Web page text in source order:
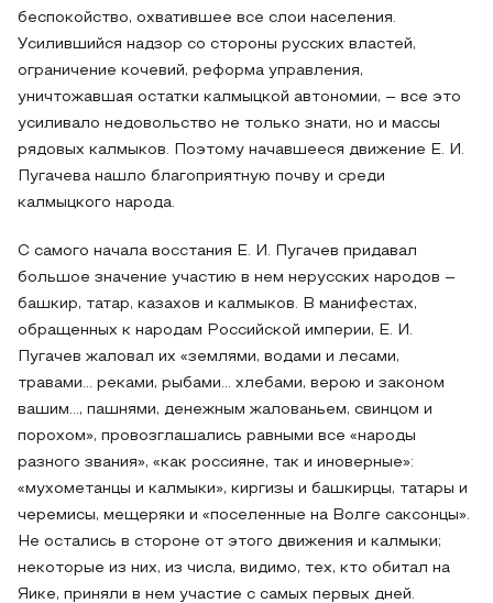
беспокойство, охватившее все слои населения.
Усилившийся надзор со стороны русских властей,
ограничение кочевий, реформа управления,
уничтожавшая остатки калмыцкой автономии, – все это
усиливало недовольство не только знати, но и массы
рядовых калмыков. Поэтому начавшееся движение Е. И.
Пугачева нашло благоприятную почву и среди
калмыцкого народа.
С самого начала восстания Е. И. Пугачев придавал
большое значение участию в нем нерусских народов –
башкир, татар, казахов и калмыков. В манифестах,
обращенных к народам Российской империи, Е. И.
Пугачев жаловал их «землями, водами и лесами,
травами... реками, рыбами… хлебами, верою и законом
вашим..., пашнями, денежным жалованьем, свинцом и
порохом», провозглашались равными все «народы
разного звания», «как россияне, так и иноверные»:
«мухометанцы и калмыки», киргизы и башкирцы, татары и
черемисы, мещеряки и «поселенные на Волге саксонцы».
Не остались в стороне от этого движения и калмыки;
некоторые из них, из числа, видимо, тех, кто обитал на
Яике, приняли в нем участие с самых первых дней.